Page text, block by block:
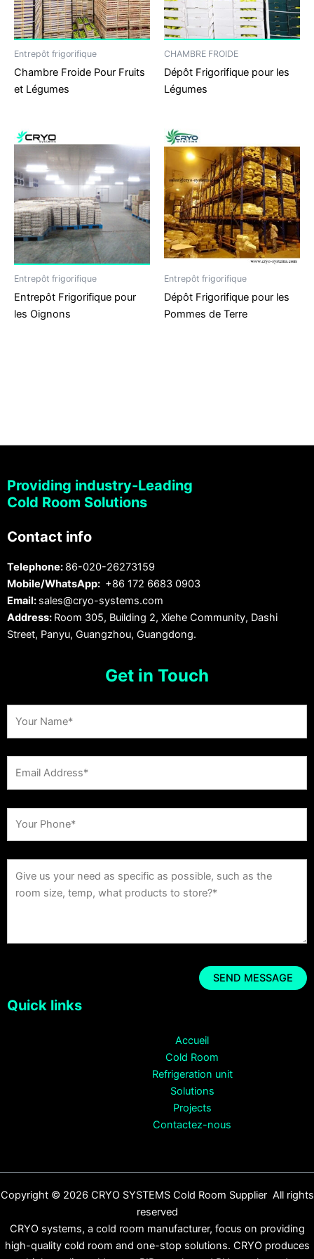
Entrepôt frigorifique
Chambre Froide Pour Fruits
et Légumes
CHAMBRE FROIDE
Dépôt Frigorifique pour les
Légumes
Entrepôt frigorifique
Entrepôt Frigorifique pour
les Oignons
Entrepôt frigorifique
Dépôt Frigorifique pour les
Pommes de Terre
Providing industry-Leading
Cold Room Solutions
Contact info
Telephone: 86-020-26273159
Mobile/WhatsApp: +86 172 6683 0903
Email: sales@cryo-systems.com
Address: Room 305, Building 2, Xiehe Community, Dashi
Street, Panyu, Guangzhou, Guangdong.
Get in Touch
Quick links
Accueil
Cold Room
Refrigeration unit
Solutions
Projects
Contactez-nous
Copyright © 2026 CRYO SYSTEMS Cold Room Supplier All rights
reserved
CRYO systems, a cold room manufacturer, focus on providing
high-quality cold room and one-stop solutions. CRYO produces